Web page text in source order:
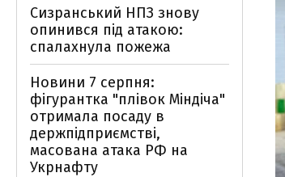
Сизранський НПЗ знову
опинився під атакою:
спалахнула пожежа
Новини 7 серпня:
фігурантка "плівок Міндіча"
отримала посаду в
держпідприємстві,
масована атака РФ на
Укрнафту